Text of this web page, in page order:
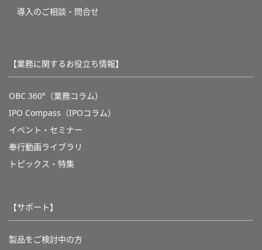
導入のご相談・問合せ
【業務に関するお役立ち情報】
OBC 360°（業務コラム）
IPO Compass（IPOコラム）
イベント・セミナー
奉行動画ライブラリ
トピックス・特集
【サポート】
製品をご検討中の方